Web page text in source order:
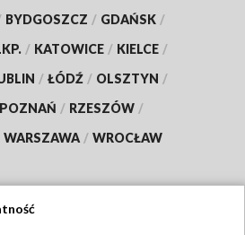
BYDGOSZCZ / GDAŃSK /
/ KATOWICE / KIELCE /
/ ŁÓDŹ / OLSZTYN /
POZNAŃ / RZESZÓW /
WARSZAWA / WROCŁAW